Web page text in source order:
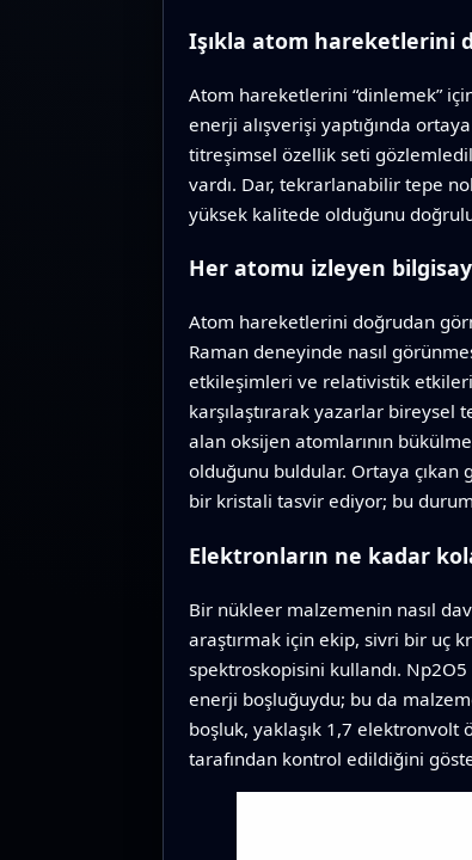
Işıkla atom hareketlerini
Atom hareketlerini “dinlemek”
enerji alışverişi yaptığında
titreşimsel özellik seti
vardı. Dar, tekrarlanabilir tepe
yüksek kalitede olduğunu
Her atomu izleyen
Atom hareketlerini doğrudan
Raman deneyinde nasıl
etkileşimleri ve relativistik
karşılaştırarak yazarlar bireysel
alan oksijen atomlarının
olduğunu buldular. Ortaya çıkan
bir kristali tasvir ediyor; bu
Elektronların ne kadar
Bir nükleer malzemenin nasıl
araştırmak için ekip, sivri bir uç
spektroskopisini kullandı.
enerji boşluğuydu; bu da
boşluk, yaklaşık 1,7 elektronvolt
tarafından kontrol edildiğini